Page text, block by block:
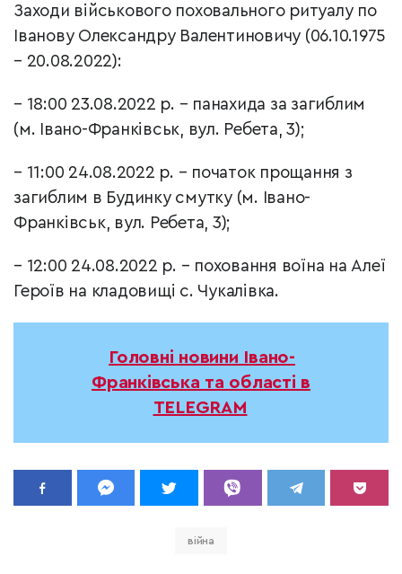
Заходи військового поховального ритуалу по
Іванову Олександру Валентиновичу (06.10.1975
– 20.08.2022):
– 18:00 23.08.2022 р. – панахида за загиблим
(м. Івано-Франківськ, вул. Ребета, 3);
– 11:00 24.08.2022 р. – початок прощання з
загиблим в Будинку смутку (м. Івано-
Франківськ, вул. Ребета, 3);
– 12:00 24.08.2022 р. – поховання воїна на Алеї
Героїв на кладовищі с. Чукалівка.
Головні новини Івано-
Франківська та області в
TELEGRAM
війна